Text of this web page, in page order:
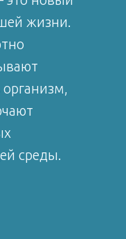
жизни.
среды.